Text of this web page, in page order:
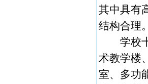
其中具有
结构合理。
学校
术教学楼
室、多功